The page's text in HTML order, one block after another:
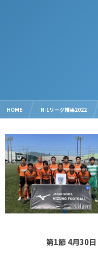
HOME N-1リーグ結果2022
第1節 4月30日